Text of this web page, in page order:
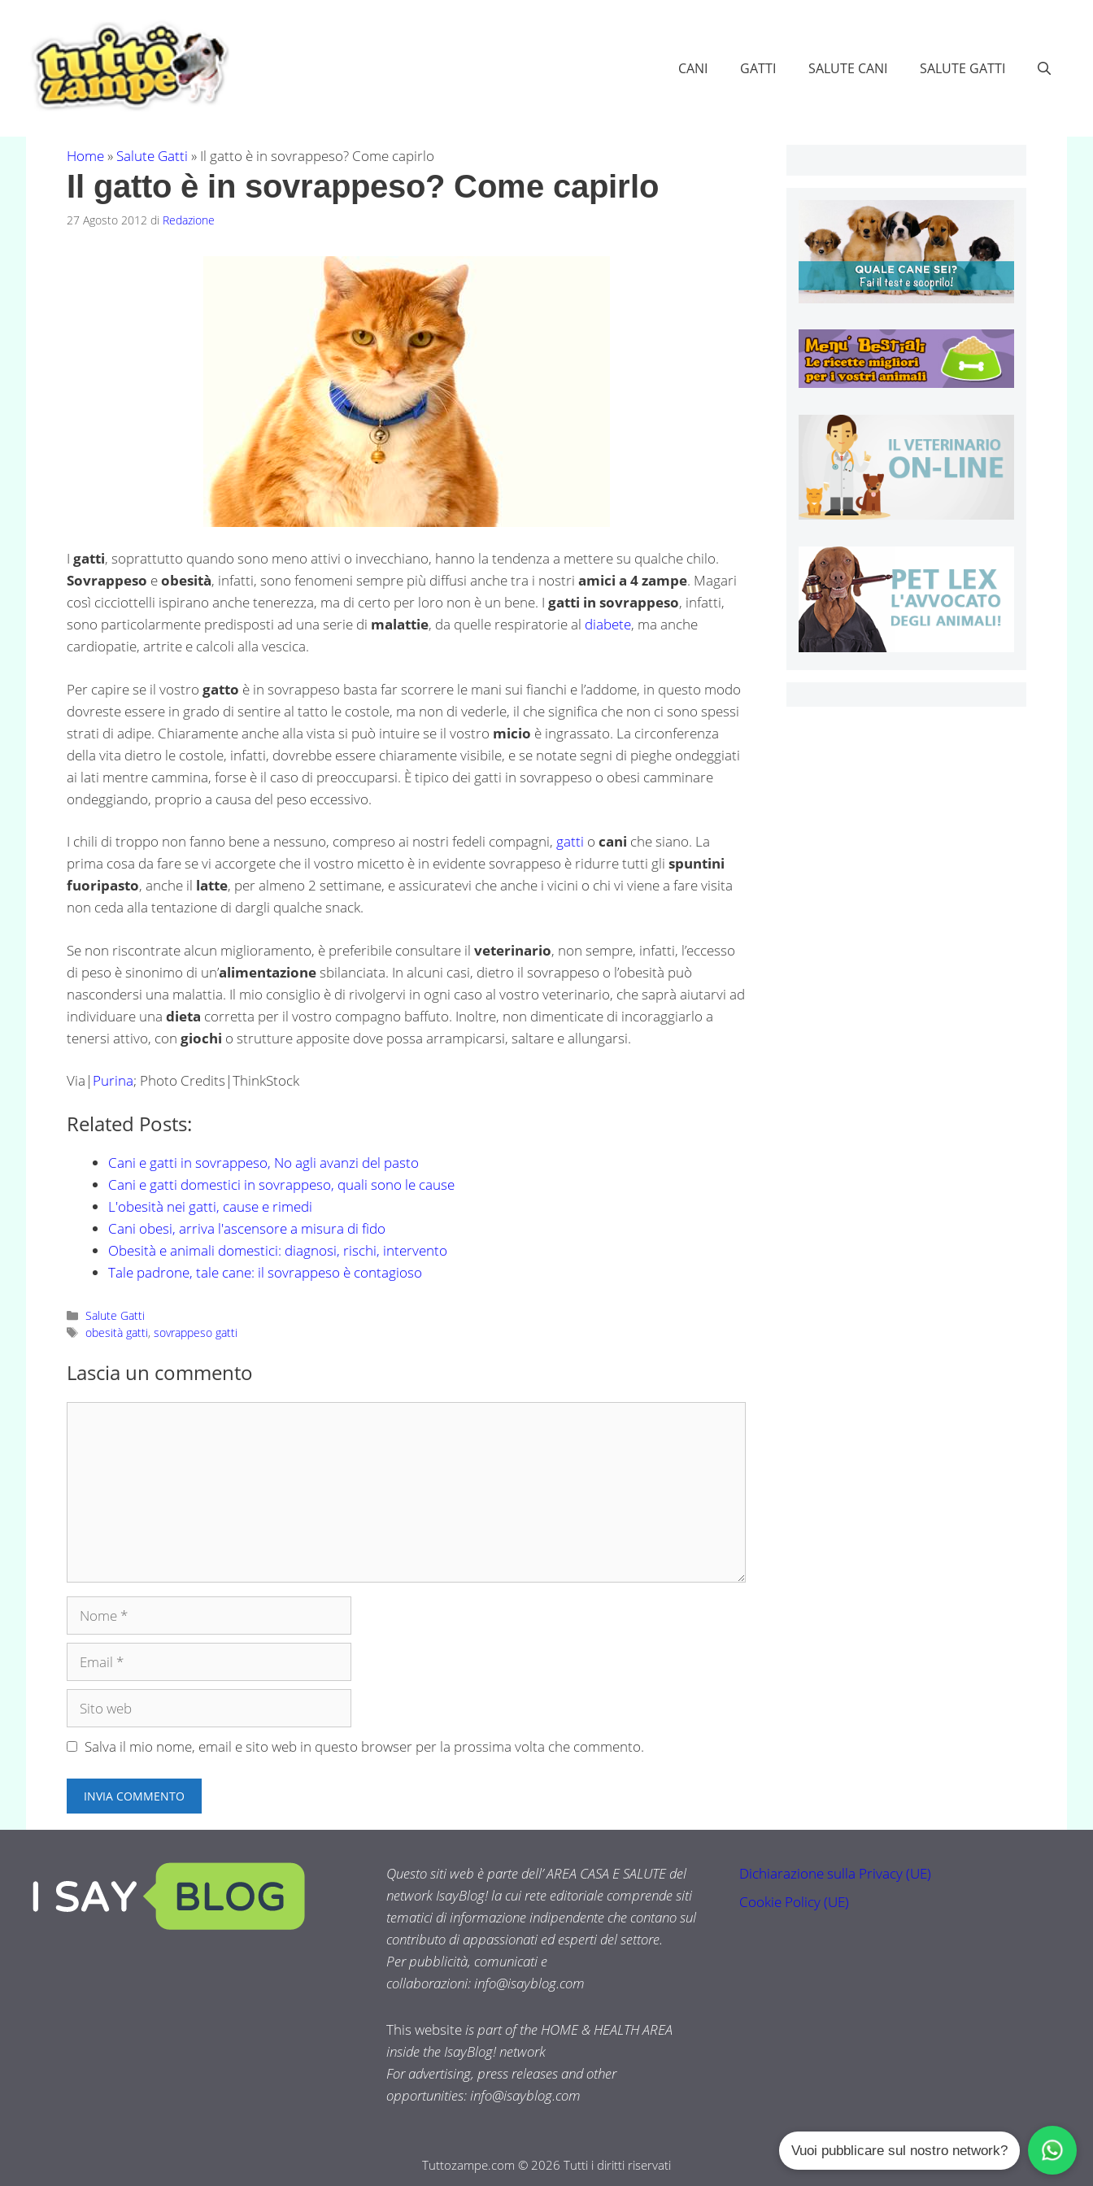
contenuto
CANI GATTI SALUTE CANI SALUTE GATTI
Home» Salute Gatti » Il gatto è in sovrappeso? Come capirlo
Il gatto è in sovrappeso? Come capirlo
27 Agosto 2012 di Redazione
I gatti, soprattutto quando sono meno attivi o invecchiano, hanno la tendenza a mettere su qualche chilo.
Sovrappeso eobesità, infatti, sono fenomeni sempre più diffusi anche tra i nostri amici a 4 zampe. Magari
così cicciottelli ispirano anche tenerezza, ma di certo per loro non è un bene. I gatti in sovrappeso, infatti,
sono particolarmente predisposti ad una serie di malattie, da quelle respiratorie al diabete, ma anche
cardiopatie, artrite e calcoli alla vescica.
Per capire se il vostro gatto è in sovrappeso basta far scorrere le mani sui fianchi e l’addome, in questo modo
dovreste essere in grado di sentire al tatto le costole, ma non di vederle, il che significa che non ci sono spessi
strati di adipe. Chiaramente anche alla vista si può intuire se il vostro micio è ingrassato. La circonferenza
della vita dietro le costole, infatti, dovrebbe essere chiaramente visibile, e se notate segni di pieghe ondeggiati
ai lati mentre cammina, forse è il caso di preoccuparsi. È tipico dei gatti in sovrappeso o obesi camminare
ondeggiando, proprio a causa del peso eccessivo.
I chili di troppo non fanno bene a nessuno, compreso ai nostri fedeli compagni, gatti o cani che siano. La
prima cosa da fare se vi accorgete che il vostro micetto è in evidente sovrappeso è ridurre tutti gli spuntini
fuoripasto, anche il latte, per almeno 2 settimane, e assicuratevi che anche i vicini o chi vi viene a fare visita
non ceda alla tentazione di dargli qualche snack.
Se non riscontrate alcun miglioramento, è preferibile consultare il veterinario, non sempre, infatti, l’eccesso
di peso è sinonimo di un’alimentazionesbilanciata. In alcuni casi, dietro il sovrappeso o l’obesità può
nascondersi una malattia. Il mio consiglio è di rivolgervi in ogni caso al vostro veterinario, che saprà aiutarvi ad
individuare una dieta corretta per il vostro compagno baffuto. Inoltre, non dimenticate di incoraggiarlo a
tenersi attivo, con giochi o strutture apposite dove possa arrampicarsi, saltare e allungarsi.
Via| Purina; Photo Credits|ThinkStock
Related Posts:
Cani e gatti in sovrappeso, No agli avanzi del pasto
Cani e gatti domestici in sovrappeso, quali sono le cause
L'obesità nei gatti, cause e rimedi
Cani obesi, arriva l'ascensore a misura di fido
Obesità e animali domestici: diagnosi, rischi, intervento
Tale padrone, tale cane: il sovrappeso è contagioso
Categorie
Salute Gatti
Tag
obesità gatti,sovrappeso gatti
Lascia un commento
Nome
Email
Sito
Salva il mio nome, email e sito web in questo browser per la prossima volta che commento.
Questo siti web è parte dell’ AREA CASA E SALUTE del
network IsayBlog! la cui rete editoriale comprende siti
tematici di informazione indipendente che contano sul
contributo di appassionati ed esperti del settore.
Per pubblicità, comunicati e
collaborazioni:info@isayblog.com
This websiteis part of the HOME & HEALTH AREA
inside the IsayBlog! network
For advertising, press releases and other
opportunities:info@isayblog.com
Dichiarazione sulla Privacy (UE)
Cookie Policy (UE)
Tuttozampe.com © 2026 Tutti i diritti riservati
Vuoi pubblicare sul nostro network?